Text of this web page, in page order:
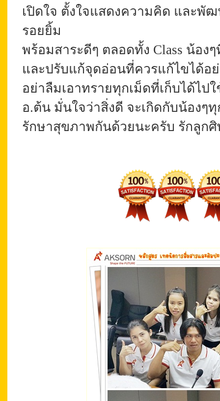
เปิดใจ ตั้งใจแสดงความคิด และ
รอยยิ้ม
พร้อมสาระดีๆ ตลอดทั้ง Class น้อง
และปรับแก้จุดอ่อนที่ควรแก้ไขได้อย่
อย่าลืมเอาทรายทุกเม็ดที่เก็บได้ไ
อ.ต้น มั่นใจว่าสิ่งดี จะเกิดกับน้อง
รักษาสุขภาพกันด้วยนะครับ รักลูก